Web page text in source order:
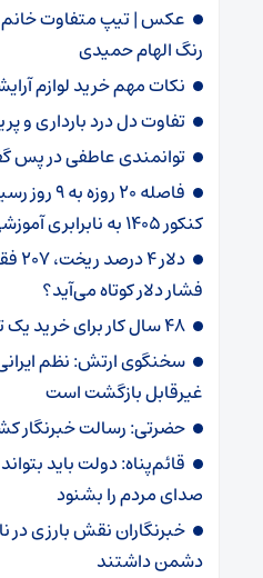
عکس | تیپ متفاوت خانم
رنگ الهام حمیدی
نکات مهم خرید لوازم
تفاوت دل درد بارداری و
توانمندی عاطفی در پس
فاصله ۲۰
کنکور ۱۴۰۵ به نابرابری آموزشی
فشار دلار کوتاه می‌آید؟
۴۸ سال کار برای خرید یک تویوتا کمری
سخنگوی ارتش: نظم
غیرقابل بازگشت است
حضرتی: رسالت
قائم‌پناه: دولت باید
صدای مردم را بشنود
خبرنگاران نقش بارزی در
دشمن داشتند